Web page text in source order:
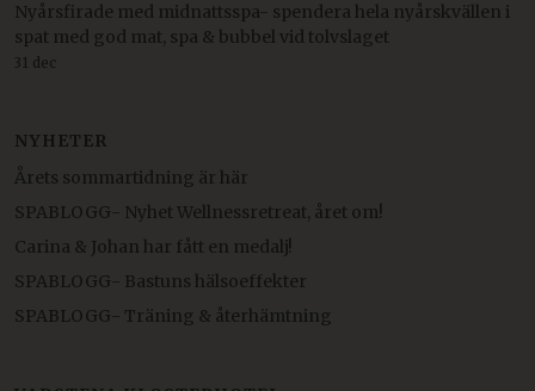
Nyårsfirade med midnattsspa- spendera hela nyårskvällen i
spat med god mat, spa & bubbel vid tolvslaget
31 dec
NYHETER
Årets sommartidning är här
SPABLOGG- Nyhet Wellnessretreat, året om!
Carina & Johan har fått en medalj!
SPABLOGG- Bastuns hälsoeffekter
SPABLOGG- Träning & återhämtning